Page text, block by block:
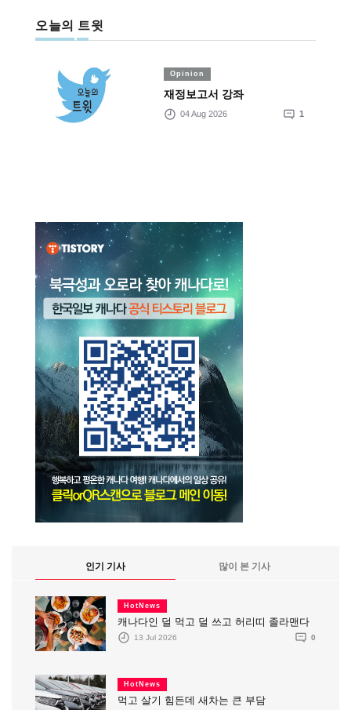
오늘의 트윗
Opinion
재정보고서 강좌
04 Aug 2026 1
인기 기사 많이 본 기사
HotNews
캐나다인 덜 먹고 덜 쓰고 허리띠 졸라맨다
13 Jul 2026 0
HotNews
먹고 살기 힘든데 새차는 큰 부담